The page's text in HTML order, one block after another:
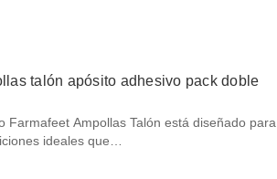
talón apósito adhesivo pack doble
Farmafeet Ampollas Talón está diseñado para
ideales que…